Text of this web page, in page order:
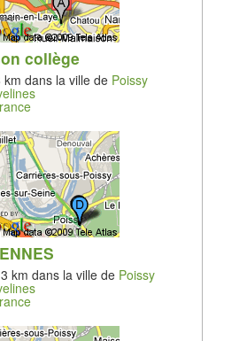
collège
dans la ville de Poissy
km dans la ville de Poissy